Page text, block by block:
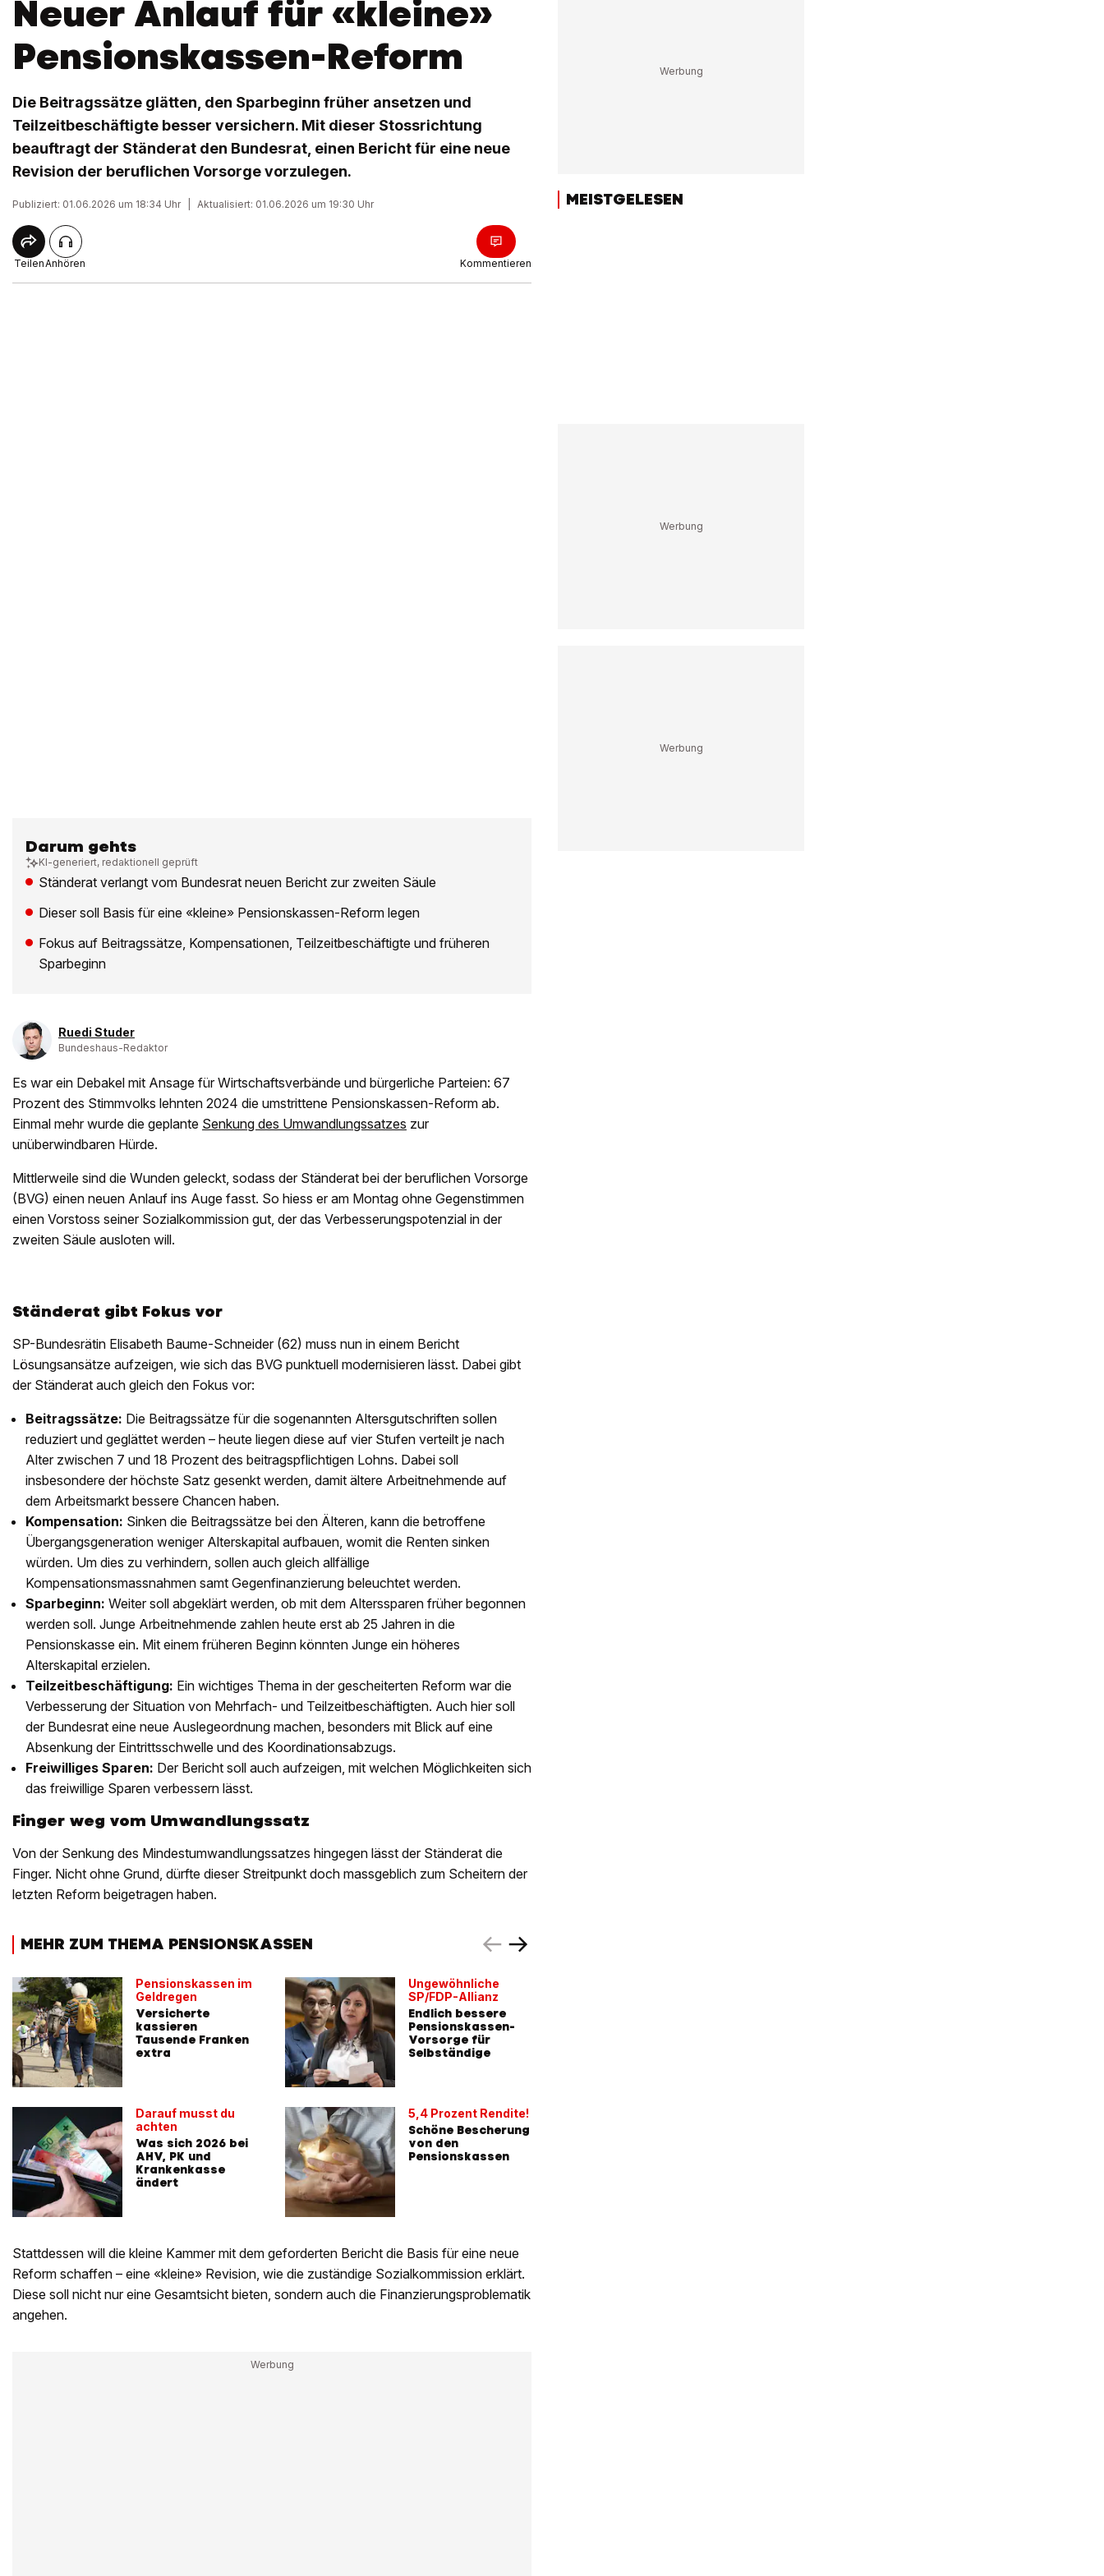
Neuer Anlauf für «kleine»
Pensionskassen-Reform
Die Beitragssätze glätten, den Sparbeginn früher ansetzen und
Teilzeitbeschäftigte besser versichern. Mit dieser Stossrichtung
beauftragt der Ständerat den Bundesrat, einen Bericht für eine neue
Revision der beruflichen Vorsorge vorzulegen.
Publiziert: 01.06.2026 um 18:34 Uhr Aktualisiert: 01.06.2026 um 19:30 Uhr
TeilenAnhören Kommentieren
Darum gehts
KI-generiert, redaktionell geprüft
Ständerat verlangt vom Bundesrat neuen Bericht zur zweiten Säule
Dieser soll Basis für eine «kleine» Pensionskassen-Reform legen
Fokus auf Beitragssätze, Kompensationen, Teilzeitbeschäftigte und früheren
Sparbeginn
Ruedi Studer
Bundeshaus-Redaktor
Es war ein Debakel mit Ansage für Wirtschaftsverbände und bürgerliche Parteien: 67
Prozent des Stimmvolks lehnten 2024 die umstrittene Pensionskassen-Reform ab.
Einmal mehr wurde die geplante Senkung des Umwandlungssatzes zur
unüberwindbaren Hürde.
Mittlerweile sind die Wunden geleckt, sodass der Ständerat bei der beruflichen Vorsorge
(BVG) einen neuen Anlauf ins Auge fasst. So hiess er am Montag ohne Gegenstimmen
einen Vorstoss seiner Sozialkommission gut, der das Verbesserungspotenzial in der
zweiten Säule ausloten will.
Ständerat gibt Fokus vor
SP-Bundesrätin Elisabeth Baume-Schneider (62) muss nun in einem Bericht
Lösungsansätze aufzeigen, wie sich das BVG punktuell modernisieren lässt. Dabei gibt
der Ständerat auch gleich den Fokus vor:
Beitragssätze: Die Beitragssätze für die sogenannten Altersgutschriften sollen
reduziert und geglättet werden – heute liegen diese auf vier Stufen verteilt je nach
Alter zwischen 7 und 18 Prozent des beitragspflichtigen Lohns. Dabei soll
insbesondere der höchste Satz gesenkt werden, damit ältere Arbeitnehmende auf
dem Arbeitsmarkt bessere Chancen haben.
Kompensation: Sinken die Beitragssätze bei den Älteren, kann die betroffene
Übergangsgeneration weniger Alterskapital aufbauen, womit die Renten sinken
würden. Um dies zu verhindern, sollen auch gleich allfällige
Kompensationsmassnahmen samt Gegenfinanzierung beleuchtet werden.
Sparbeginn: Weiter soll abgeklärt werden, ob mit dem Alterssparen früher begonnen
werden soll. Junge Arbeitnehmende zahlen heute erst ab 25 Jahren in die
Pensionskasse ein. Mit einem früheren Beginn könnten Junge ein höheres
Alterskapital erzielen.
Teilzeitbeschäftigung: Ein wichtiges Thema in der gescheiterten Reform war die
Verbesserung der Situation von Mehrfach- und Teilzeitbeschäftigten. Auch hier soll
der Bundesrat eine neue Auslegeordnung machen, besonders mit Blick auf eine
Absenkung der Eintrittsschwelle und des Koordinationsabzugs.
Freiwilliges Sparen: Der Bericht soll auch aufzeigen, mit welchen Möglichkeiten sich
das freiwillige Sparen verbessern lässt.
Finger weg vom Umwandlungssatz
Von der Senkung des Mindestumwandlungssatzes hingegen lässt der Ständerat die
Finger. Nicht ohne Grund, dürfte dieser Streitpunkt doch massgeblich zum Scheitern der
letzten Reform beigetragen haben.
MEHR ZUM THEMA PENSIONSKASSEN
Pensionskassen im
Geldregen
Versicherte
kassieren
Tausende Franken
extra
Darauf musst du
achten
Was sich 2026 bei
AHV, PK und
Krankenkasse
ändert
Ungewöhnliche
SP/FDP-Allianz
Endlich bessere
Pensionskassen-
Vorsorge für
Selbständige
5,4 Prozent Rendite!
Schöne Bescherung
von den
Pensionskassen
Stattdessen will die kleine Kammer mit dem geforderten Bericht die Basis für eine neue
Reform schaffen – eine «kleine» Revision, wie die zuständige Sozialkommission erklärt.
Diese soll nicht nur eine Gesamtsicht bieten, sondern auch die Finanzierungsproblematik
angehen.
MEISTGELESEN